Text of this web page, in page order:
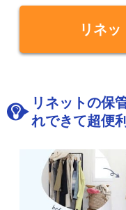
リネ
リネットの保
れできて超便